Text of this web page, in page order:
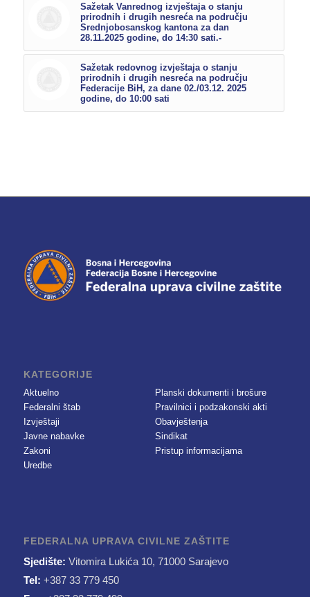
Sažetak Vanrednog izvještaja o stanju
prirodnih i drugih nesreća na području
Srednjobosanskog kantona za dan
28.11.2025 godine, do 14:30 sati.-
Sažetak redovnog izvještaja o stanju
prirodnih i drugih nesreća na području
Federacije BiH, za dane 02./03.12. 2025
godine, do 10:00 sati
KATEGORIJE
Aktuelno
Federalni štab
Izvještaji
Javne nabavke
Zakoni
Uredbe
Planski dokumenti i brošure
Pravilnici i podzakonski akti
Obavještenja
Sindikat
Pristup informacijama
FEDERALNA UPRAVA CIVILNE ZAŠTITE
Sjedište: Vitomira Lukića 10, 71000 Sarajevo
Tel: +387 33 779 450